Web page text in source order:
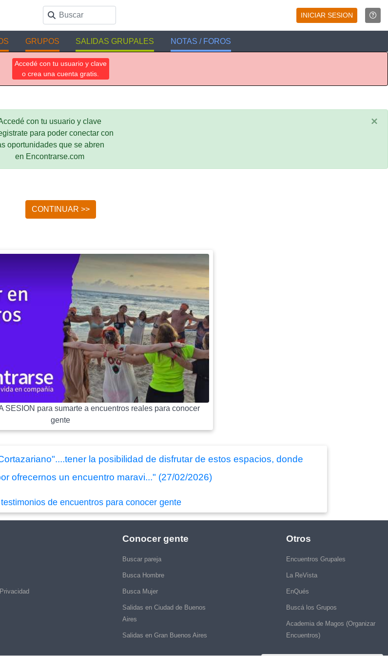
INICIAR SESION
GRUPOS SALIDAS GRUPALES NOTAS / FOROS
Accedé con tu usuario y clave
o crea una cuenta gratis.
con tu usuario y clave
para poder conectar con
oportunidades que se abren
en Encontrarse.com
×
CONTINUAR >>
SESION para sumarte a encuentros reales para conocer
gente
la posibilidad de disfrutar de estos espacios, donde
ofrecernos un encuentro maravi..." (27/02/2026)
de encuentros para conocer gente
Conocer gente
Buscar pareja
Busca Hombre
Busca Mujer
Salidas en Ciudad de Buenos
Aires
Salidas en Gran Buenos Aires
Otros
Encuentros Grupales
La ReVista
EnQués
Buscá los Grupos
Academia de Magos (Organizar
Encuentros)